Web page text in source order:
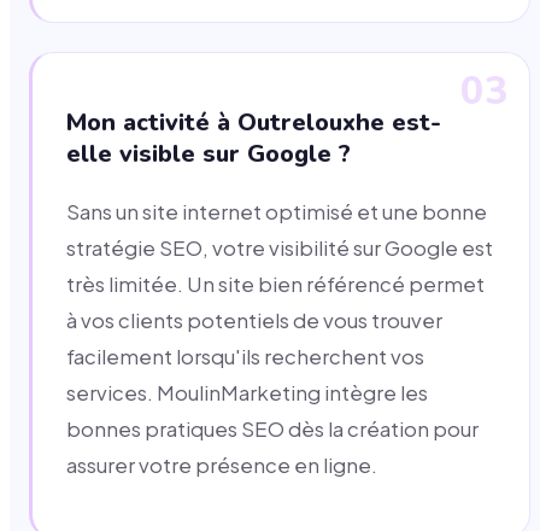
03
Mon activité à Outrelouxhe est-
elle visible sur Google ?
Sans un site internet optimisé et une bonne
stratégie SEO, votre visibilité sur Google est
très limitée. Un site bien référencé permet
à vos clients potentiels de vous trouver
facilement lorsqu'ils recherchent vos
services. MoulinMarketing intègre les
bonnes pratiques SEO dès la création pour
assurer votre présence en ligne.